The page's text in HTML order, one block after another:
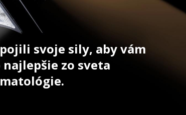
PODPORA
svoje sily, aby vám
zo sveta